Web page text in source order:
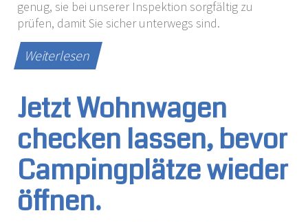
genug, sie bei unserer Inspektion sorgfältig zu
prüfen, damit Sie sicher unterwegs sind.
Weiterlesen
Jetzt Wohnwagen
checken lassen, bevor
Campingplätze wieder
öffnen.